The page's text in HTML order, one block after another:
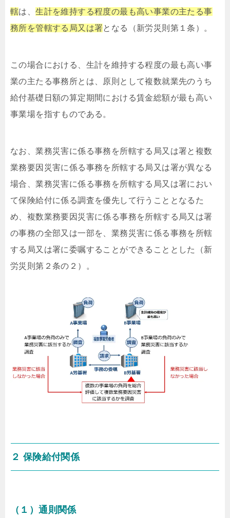
轄は、生計を維持する程度の最も高い事業の主たる事
務所を管轄する局又は署となる（新労災則第１条）。
この場合における、生計を維持する程度の最も高い事
業の主たる事務所とは、原則として複数就業先のうち
給付基礎日額の算定期間における賃金総額が最も高い
事業場を指すものである。
なお、業務災害に係る事務を所轄する局又は署と複数
業務要因災害に係る事務を所轄する局又は署が異なる
場合、業務災害に係る事務を所轄する局又は署におい
て保険給付に係る調査を優先して行うこととなるた
め、複数業務要因災害に係る事務を所轄する局又は署
の事務の全部又は一部を、業務災害に係る事務を所轄
する局又は署に委嘱することができることとした（新
労災則第２条の２）。
２ 保険給付関係
（１）通則関係